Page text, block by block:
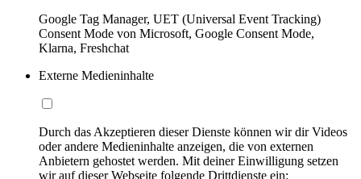
Google Tag Manager, UET (Universal Event Tracking)
Consent Mode von Microsoft, Google Consent Mode,
Klarna, Freshchat
Externe Medieninhalte
Durch das Akzeptieren dieser Dienste können wir dir Videos
oder andere Medieninhalte anzeigen, die von externen
Anbietern gehostet werden. Mit deiner Einwilligung setzen
wir auf dieser Webseite folgende Drittdienste ein: